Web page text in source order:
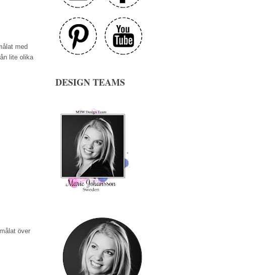
med
lite olika
över
DESIGN TEAMS